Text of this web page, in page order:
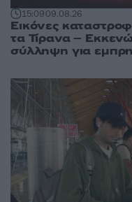
15:0909.08.26
Εικόνες
τα Τίρανα –
σύλληψη για